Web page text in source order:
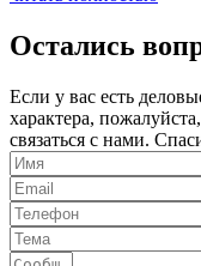
Остались
Если у вас есть
характера,
связаться с нами.